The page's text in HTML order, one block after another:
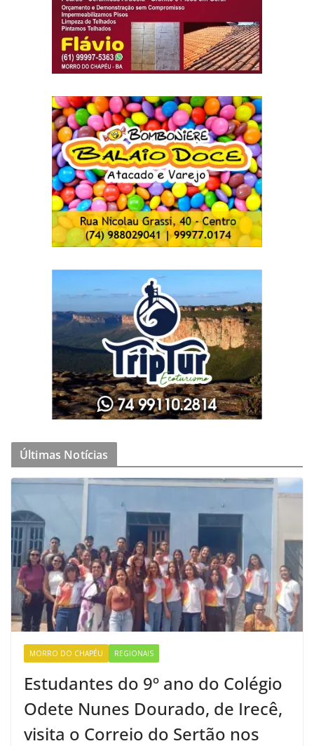
Últimas Notícias
MORRO DO CHAPÉU REGIONAIS
Estudantes do 9º ano do Colégio
Odete Nunes Dourado, de Irecê,
visita o Correio do Sertão nos